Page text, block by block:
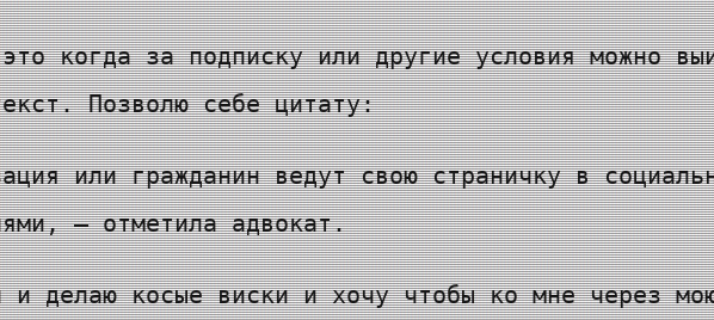
когда за подписку или другие условия можно
Позволю себе цитату:
или гражданин ведут свою страничку в
— отметила адвокат.
делаю косые виски и хочу чтобы ко мне через